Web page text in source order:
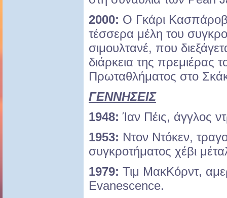
2000: Ο Γκάρι Κασπάροβ
τέσσερα μέλη του
σιμουλτανέ, που
διάρκεια της πρεμιέρας
Πρωταθλήματος στο
ΓΕΝΝΗΣΕΙΣ
1948:Ίαν Πέις, άγγλος
1953: Ντον Ντόκεν,
συγκροτήματος χέβι
1979: Τιμ ΜακΚόρντ,
Evanescence.